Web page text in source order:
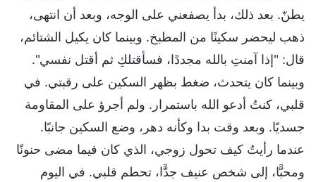
يطنّ. بعد ذلك، بدأ يصفعني على الوجه، وبعد أن انتهى،
ذهب ليحضر سكينًا من المطبخ. وبينما كان يكيل الشتائم،
قال: "إذا آمنتِ بالله مجددًا، فسأقتلكِ ثم أقتل نفسي".
وبينما كان يتحدث، ضغط بظهر السكين على رقبتي. في
قلبي، كنتُ أدعو الله باستمرار. ولم أجرؤ على المقاومة
جسديًا. وبعد وقت بدا وكأنه دهر، وضع السكين جانبًا.
عندما رأيتُ كيف تحول زوجي، الذي كان فيما مضى حنونًا
ومحبًّا، إلى شخص عنيف جدًّا، تحطم قلبي. في اليوم